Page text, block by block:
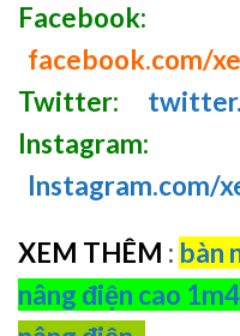
Facebook:
facebook.com/
Twitter:
Instagram:
Instagram.com/
XEM THÊM : bàn
nâng điện cao 1m4